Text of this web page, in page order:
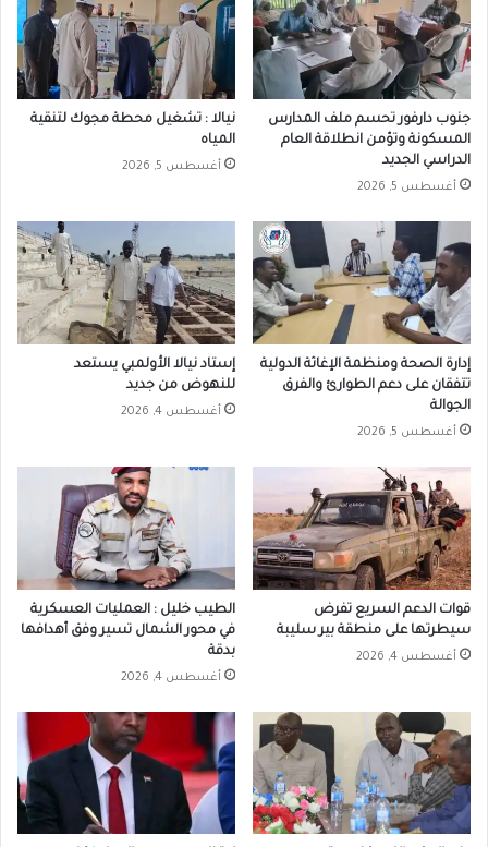
جنوب دارفور تحسم ملف المدارس
المسكونة وتؤمن انطلاقة العام
الدراسي الجديد
أغسطس 5, 2026
نيالا : تشغيل محطة مجوك لتنقية
المياه
أغسطس 5, 2026
إدارة الصحة ومنظمة الإغاثة الدولية
تتفقان على دعم الطوارئ والفرق
الجوالة
أغسطس 5, 2026
إستاد نيالا الأولمبي يستعد
للنهوض من جديد
أغسطس 4, 2026
قوات الدعم السريع تفرض
سيطرتها على منطقة بير سليبة
أغسطس 4, 2026
الطيب خليل : العمليات العسكرية
في محور الشمال تسير وفق أهدافها
بدقة
أغسطس 4, 2026